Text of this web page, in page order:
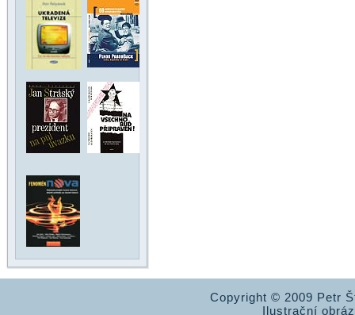
Copyright © 2009 Petr
Ilustrační